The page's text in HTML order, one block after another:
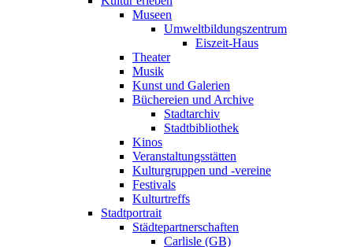
Museen
Umweltbildungszentrum
Eiszeit-Haus
Theater
Musik
Kunst und Galerien
Büchereien und Archive
Stadtarchiv
Stadtbibliothek
Kinos
Veranstaltungsstätten
Kulturgruppen und -vereine
Festivals
Kulturtreffs
Stadtportrait
Städtepartnerschaften
Carlisle (GB)